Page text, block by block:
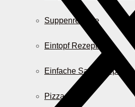
Suppenrezepte
Eintopf Rezepte
Einfache Salatrezepte
Pizza & Co.